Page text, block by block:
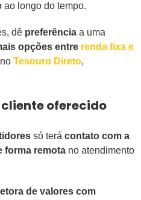
ao longo do tempo.
dê preferência a uma
opções entre renda fixa e
Tesouro Direto,
oferecido
só terá contato com a
forma remota no atendimento
de valores com